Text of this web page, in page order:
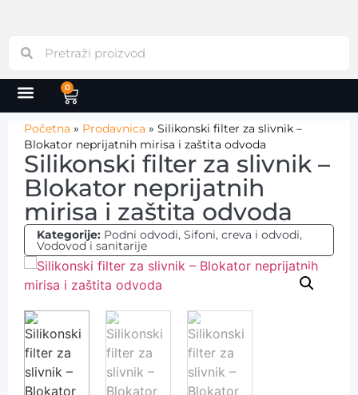
0
Početna » Prodavnica » Silikonski filter za slivnik –
Blokator neprijatnih mirisa i zaštita odvoda
Silikonski filter za slivnik –
Blokator neprijatnih
mirisa i zaštita odvoda
Kategorije: Podni odvodi, Sifoni, creva i odvodi,
Vodovod i sanitarije